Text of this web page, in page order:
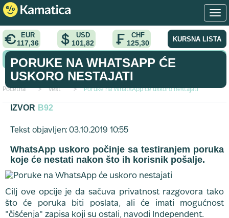
EUR
117,36
USD
101,82
CHF
125,30 KURSNA LISTA
KONVERTOR VALUTA
Početna > vest > Poruke na WhatsApp će uskoro nestajati
PORUKE NA WHATSAPP ĆE
USKORO NESTAJATI
IZVOR B92
Tekst objavljen: 03.10.2019 10:55
WhatsApp uskoro počinje sa testiranjem poruka
koje će nestati nakon što ih korisnik pošalje.
Cilj ove opcije je da sačuva privatnost razgovora tako
što će poruka biti poslata, ali će imati mogućnost
"čišćenja" zapisa koji su ostali, navodi Independent.